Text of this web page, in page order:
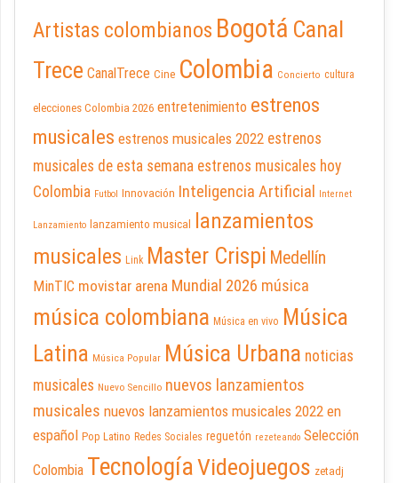
Artistas colombianos Bogotá Canal
Trece CanalTrece Cine Colombia Concierto cultura
elecciones Colombia 2026 entretenimiento estrenos
musicales estrenos musicales 2022 estrenos
musicales de esta semana estrenos musicales hoy
Colombia Futbol Innovación Inteligencia Artificial Internet
Lanzamiento lanzamiento musical
lanzamientos
musicales Link Master Crispi Medellín
MinTIC movistar arena Mundial 2026 música
música colombiana Música en vivo Música
Latina Música Popular Música Urbana noticias
musicales Nuevo Sencillo nuevos lanzamientos
musicales nuevos lanzamientos musicales 2022 en
español Pop Latino Redes Sociales reguetón rezeteando Selección
Colombia TecnologíaVideojuegos zetadj